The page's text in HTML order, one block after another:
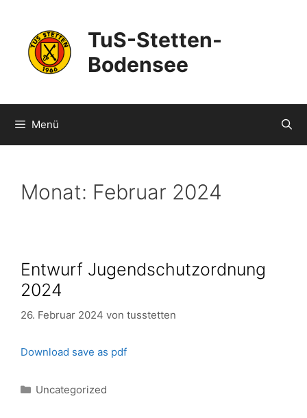
springen
TuS-Stetten-
Bodensee
Menü
Monat: Februar 2024
Entwurf Jugendschutzordnung
2024
26. Februar 2024 von tusstetten
Download save as pdf
Kategorien
Uncategorized